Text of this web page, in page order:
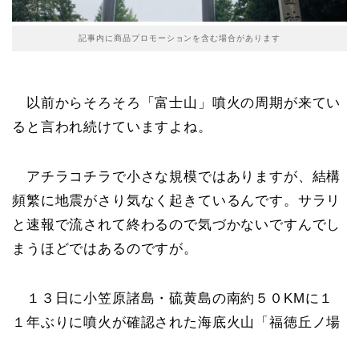
記事内に商品プロモーションを含む場合があります
以前からそろそろ「富士山」噴火の周期が来てい
ると言われ続けていますよね。
アチラコチラで小さな規模ではありますが、結構
頻繁に地震がさり気なく起きているんです。サラリ
と速報で流されて終わるので気づかないですんでし
まうほどではあるのですが。
１３日に小笠原諸島・硫黄島の南約５０KMに１
１年ぶりに噴火が確認された海底火山「福徳丘ノ場